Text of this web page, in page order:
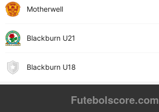
Motherwell
Blackburn U21
Blackburn U18
Futebolscore.com